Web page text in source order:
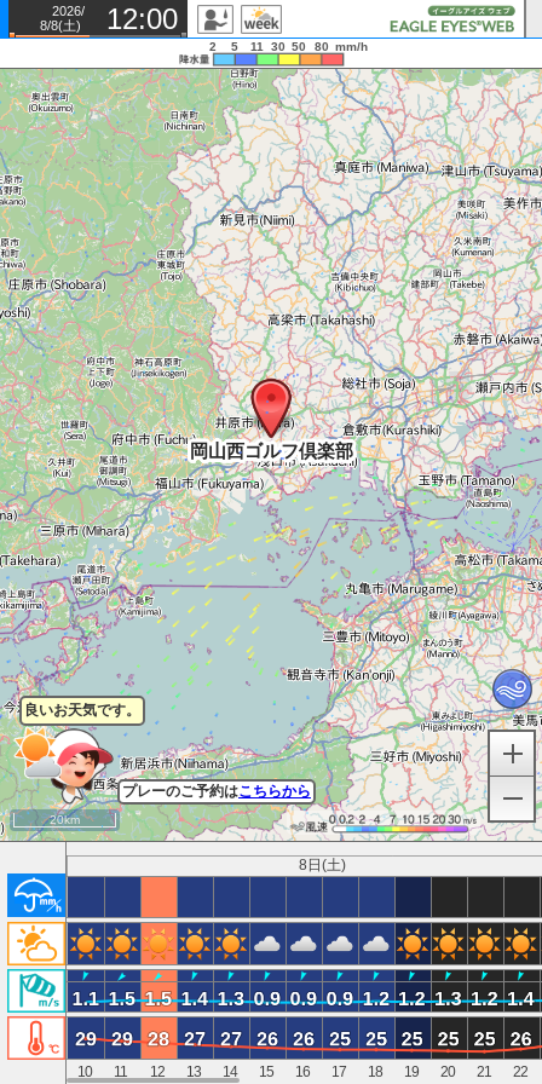
2026/
8/8(土)
12:00
8日(土)
10 11 12 13 14 15 16 17 18 19 20 21 22
2 5 11 30 50 80 mm/h
岡山西ゴルフ倶楽部
岡山西ゴルフ倶楽部
20km
良いお天気です。
プレーのご予約はこちらから